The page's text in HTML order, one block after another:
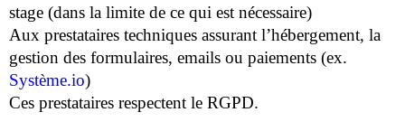
stage (dans la limite de ce qui est nécessaire)
Aux prestataires techniques assurant l’hébergement, la
gestion des formulaires, emails ou paiements (ex.
Système.io)
Ces prestataires respectent le RGPD.